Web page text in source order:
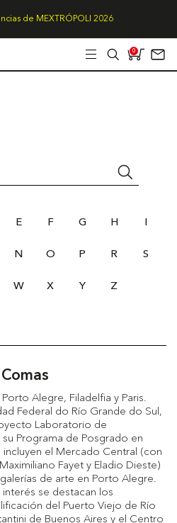
de MEXTRÓPOLI 2026
0
E F G H
N O P R S
W X Y Z
Alegre, Filadelfia y Paris.
Federal do Río Grande do Sul,
Laboratorio de
Programa de Posgrado en
el Mercado Central (con
Fayet y Eladio Dieste)
de arte en Porto Alegre.
se destacan los
del Puerto Viejo de Río
de Buenos Aires y el Centro